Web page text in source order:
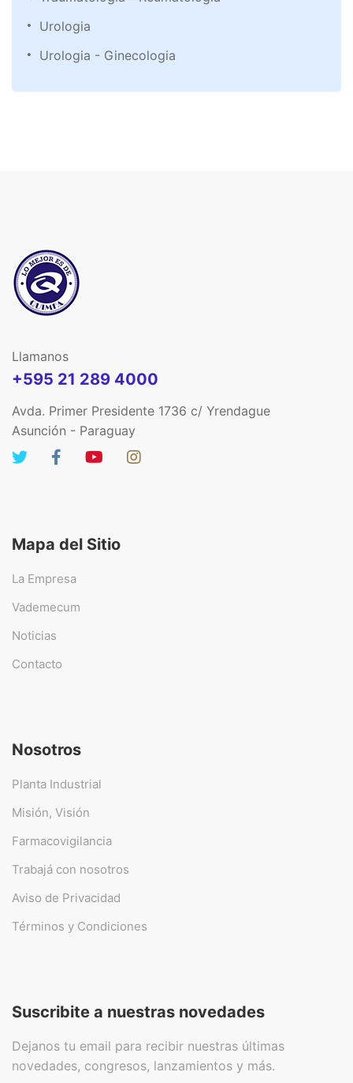
Urologia
Urologia - Ginecologia
Llamanos
+595 21 289 4000
Avda. Primer Presidente 1736 c/ Yrendague
Asunción - Paraguay
Mapa del Sitio
La Empresa
Vademecum
Noticias
Contacto
Nosotros
Planta Industrial
Misión, Visión
Farmacovigilancia
Trabajá con nosotros
Aviso de Privacidad
Términos y Condiciones
Suscribite a nuestras novedades
Dejanos tu email para recibir nuestras últimas
novedades, congresos, lanzamientos y más.